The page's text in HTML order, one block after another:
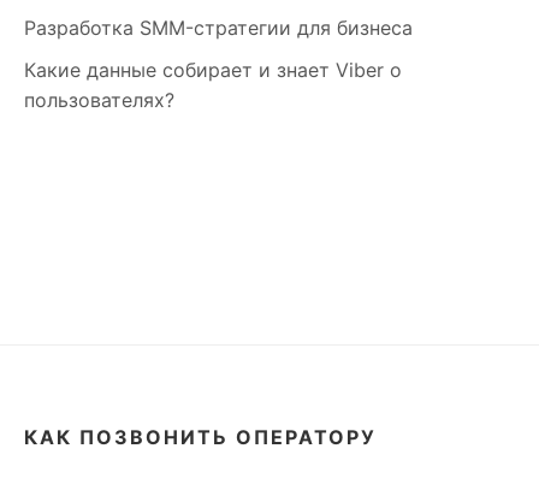
Разработка SMM-стратегии для бизнеса
Какие данные собирает и знает Viber о
пользователях?
КАК ПОЗВОНИТЬ ОПЕРАТОРУ